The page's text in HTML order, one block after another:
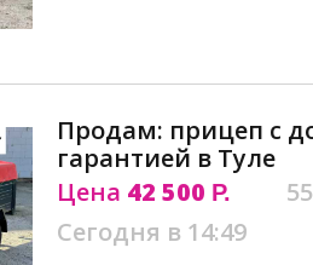
Продам: прицеп с
гарантией в Туле
Цена 42 500 Р.
Сегодня в 14:49